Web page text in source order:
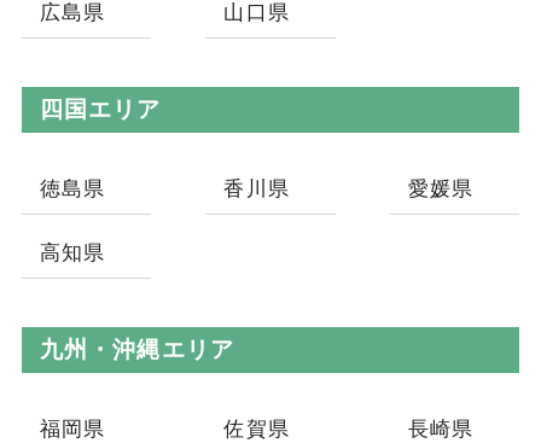
広島県 山口県
四国エリア
徳島県 香川県 愛媛県
高知県
九州・沖縄エリア
福岡県 佐賀県 長崎県